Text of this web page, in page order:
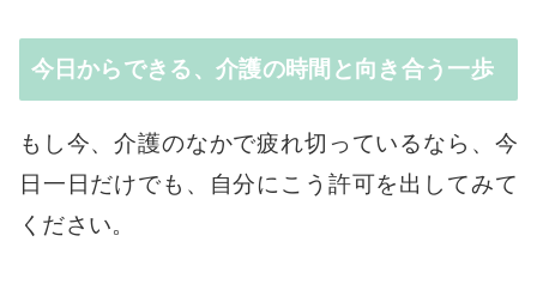
今日からできる、介護の時間と向き合う一歩
もし今、介護のなかで疲れ切っているなら、今
日一日だけでも、自分にこう許可を出してみて
ください。